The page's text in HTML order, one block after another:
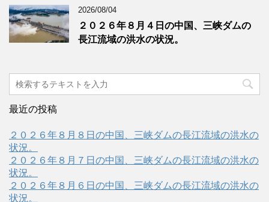
2026/08/04
２０２６年８月４日の中国、三峡ダムの
長江流域の洪水の状況。
最近の投稿
２０２６年８月８日の中国、三峡ダムの長江流域の洪水の
状況。
２０２６年８月７日の中国、三峡ダムの長江流域の洪水の
状況。
２０２６年８月６日の中国、三峡ダムの長江流域の洪水の
状況。